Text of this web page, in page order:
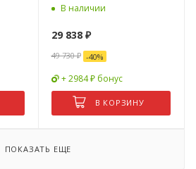
В наличии
29 838₽
49 730₽ -40%
+ 2984 ₽ бонус
В КОРЗИНУ
ПОКАЗАТЬ ЕЩЕ